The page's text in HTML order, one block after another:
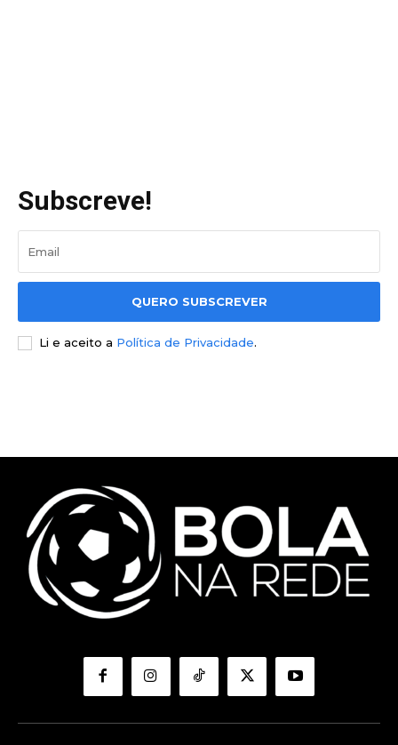
Subscreve!
QUERO SUBSCREVER
Li e aceito a Política de Privacidade.